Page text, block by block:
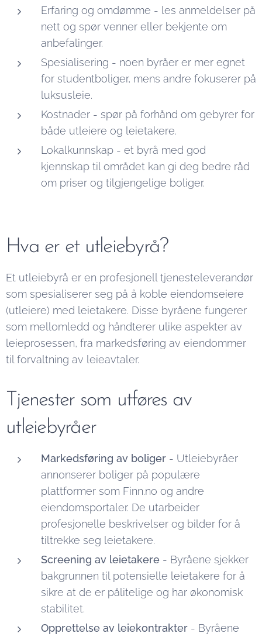
Erfaring og omdømme - les anmeldelser på
nett og spør venner eller bekjente om
anbefalinger.
Spesialisering - noen byråer er mer egnet
for studentboliger, mens andre fokuserer på
luksusleie.
Kostnader - spør på forhånd om gebyrer for
både utleiere og leietakere.
Lokalkunnskap - et byrå med god
kjennskap til området kan gi deg bedre råd
om priser og tilgjengelige boliger.
Hva er et utleiebyrå?
Et utleiebyrå er en profesjonell tjenesteleverandør
som spesialiserer seg på å koble eiendomseiere
(utleiere) med leietakere. Disse byråene fungerer
som mellomledd og håndterer ulike aspekter av
leieprosessen, fra markedsføring av eiendommer
til forvaltning av leieavtaler.
Tjenester som utføres av
utleiebyråer
Markedsføring av boliger - Utleiebyråer
annonserer boliger på populære
plattformer som Finn.no og andre
eiendomsportaler. De utarbeider
profesjonelle beskrivelser og bilder for å
tiltrekke seg leietakere.
Screening av leietakere - Byråene sjekker
bakgrunnen til potensielle leietakere for å
sikre at de er pålitelige og har økonomisk
stabilitet.
Opprettelse av leiekontrakter - Byråene